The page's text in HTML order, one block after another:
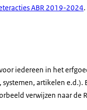
ABR 2019-2024.
iedereen in het
artikelen e.d.).
verwijzen naar de